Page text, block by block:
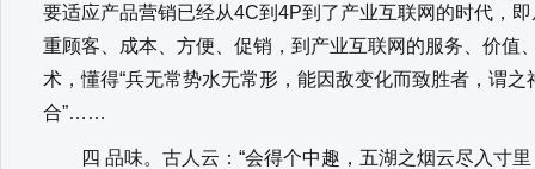
要适应产品营销已经从4C到4P到了产业互联网的时代，
重顾客、成本、方便、促销，到产业互联网的服务、价值
术，懂得“兵无常势水无常形，能因敌变化而致胜者，谓之
合”……
四 品味。古人云：“会得个中趣，五湖之烟云尽入寸里